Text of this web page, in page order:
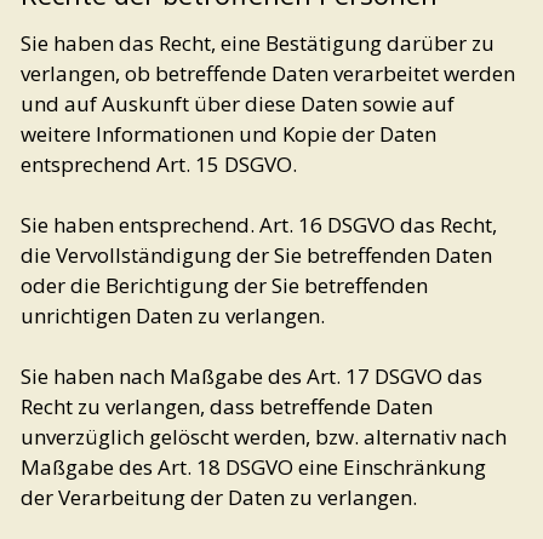
Sie haben das Recht, eine Bestätigung darüber zu
verlangen, ob betreffende Daten verarbeitet werden
und auf Auskunft über diese Daten sowie auf
weitere Informationen und Kopie der Daten
entsprechend Art. 15 DSGVO.
Sie haben entsprechend. Art. 16 DSGVO das Recht,
die Vervollständigung der Sie betreffenden Daten
oder die Berichtigung der Sie betreffenden
unrichtigen Daten zu verlangen.
Sie haben nach Maßgabe des Art. 17 DSGVO das
Recht zu verlangen, dass betreffende Daten
unverzüglich gelöscht werden, bzw. alternativ nach
Maßgabe des Art. 18 DSGVO eine Einschränkung
der Verarbeitung der Daten zu verlangen.